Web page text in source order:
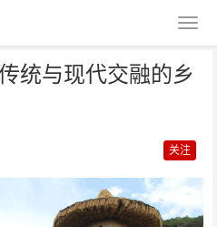
统与现代交融的乡
关注
与现代交融